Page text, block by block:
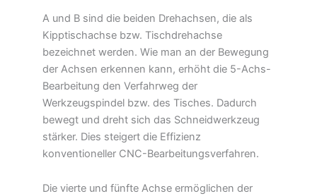
A und B sind die beiden Drehachsen, die als
Kipptischachse bzw. Tischdrehachse
bezeichnet werden. Wie man an der Bewegung
der Achsen erkennen kann, erhöht die 5-Achs-
Bearbeitung den Verfahrweg der
Werkzeugspindel bzw. des Tisches. Dadurch
bewegt und dreht sich das Schneidwerkzeug
stärker. Dies steigert die Effizienz
konventioneller CNC-Bearbeitungsverfahren.
Die vierte und fünfte Achse ermöglichen der